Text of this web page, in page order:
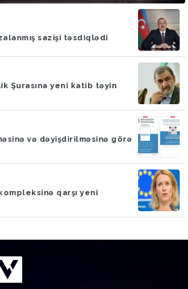
sazişi təsdiqlədi
Şurasına yeni katib təyin
və dəyişdirilməsinə görə
qarşı yeni